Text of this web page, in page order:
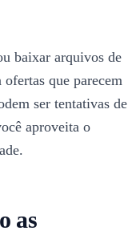
baixar arquivos de
que parecem
ser tentativas de
aproveita o
as